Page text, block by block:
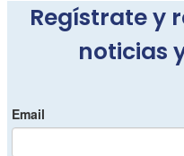
Regístrate y
noticias